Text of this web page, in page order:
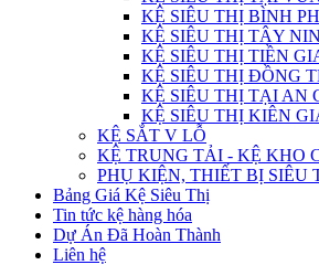
KỆ SIÊU THỊ BÌNH
KỆ SIÊU THỊ TÂY
KỆ SIÊU THỊ TIỀN
KỆ SIÊU THỊ ĐỒNG
KỆ SIÊU THỊ TẠI AN
KỆ SIÊU THỊ KIÊN
KỆ SẮT V LỖ
KỆ TRUNG TẢI - KỆ KHO
PHỤ KIỆN, THIẾT BỊ SIÊU
Bảng Giá Kệ Siêu Thị
Tin tức kệ hàng hóa
Dự Án Đã Hoàn Thành
Liên hệ